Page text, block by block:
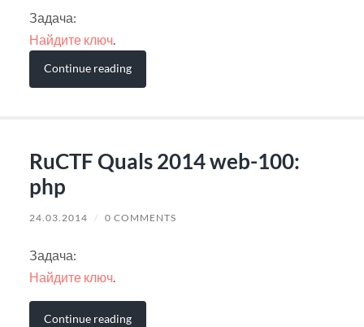
Задача:
Найдите ключ.
Continue reading
RuCTF Quals 2014 web-100:
php
24.03.2014 / 0 COMMENTS
Задача:
Найдите ключ.
Continue reading